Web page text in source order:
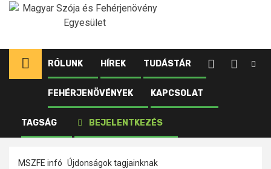
Ugrás
RÓLUNK HÍREK TUDÁSTÁR
FEHÉRJENÖVÉNYEK KAPCSOLAT
TAGSÁG BEJELENTKEZÉS
Kezdőlap
Újdonságok tagjainknak
számára
MSZFE infó Újdonságok tagjainknak